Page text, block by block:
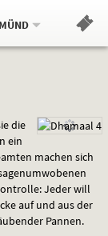
.
Weitere
die
ein
machen sich
Jeder will
auf und aus der
Pannen.